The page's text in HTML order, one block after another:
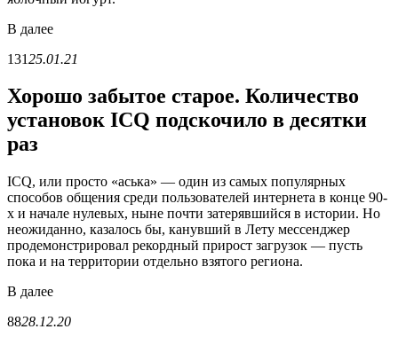
В далее
13125.01.21
Хорошо забытое старое. Количество
установок ICQ подскочило в десятки
раз
ICQ, или просто «аська» — один из самых популярных
способов общения среди пользователей интернета в конце 90-
х и начале нулевых, ныне почти затерявшийся в истории. Но
неожиданно, казалось бы, канувший в Лету мессенджер
продемонстрировал рекордный прирост загрузок — пусть
пока и на территории отдельно взятого региона.
В далее
8828.12.20